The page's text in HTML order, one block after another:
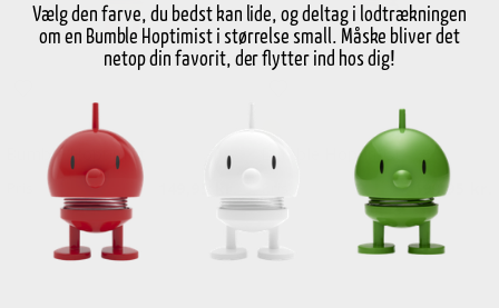
Melon
Bumble Hoptimist Gold
Bumble Hoptimist
199,95 kr.
Vælg den farve, du bedst kan lide, og deltag i lodtrækningen
om en Bumble Hoptimist i størrelse small. Måske bliver det
netop din favorit, der flytter ind hos dig!